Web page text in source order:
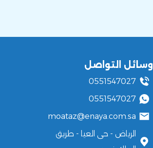
وسائل التواصل
0551547027
0551547027
moataz@enaya.com.sa
الرياض - حى العيا - طريق